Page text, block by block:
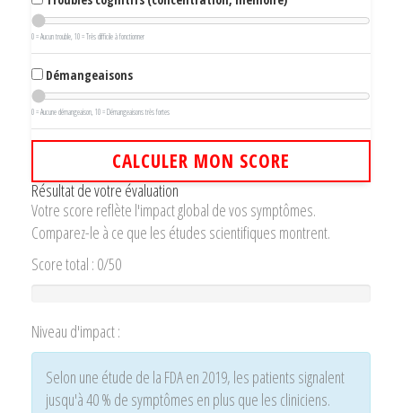
0 = Aucun trouble, 10 = Très difficile à fonctionner
Démangeaisons
0 = Aucune démangeaison, 10 = Démangeaisons très fortes
CALCULER MON SCORE
Résultat de votre évaluation
Votre score reflète l'impact global de vos symptômes.
Comparez-le à ce que les études scientifiques montrent.
Score total : 0/50
Niveau d'impact :
Selon une étude de la FDA en 2019, les patients signalent
jusqu'à 40 % de symptômes en plus que les cliniciens.